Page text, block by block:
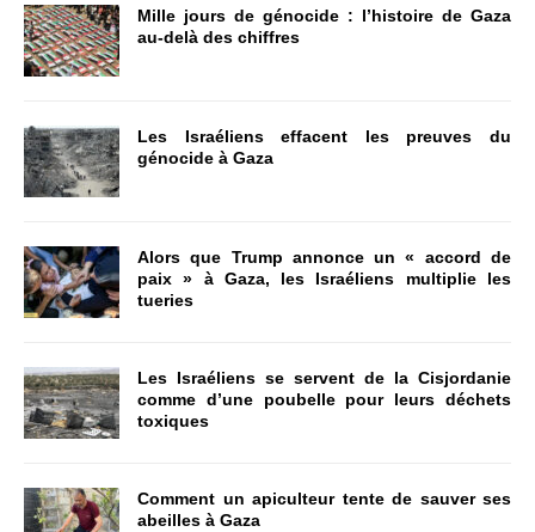
Mille jours de génocide : l’histoire de Gaza
au-delà des chiffres
Les Israéliens effacent les preuves du
génocide à Gaza
Alors que Trump annonce un « accord de
paix » à Gaza, les Israéliens multiplie les
tueries
Les Israéliens se servent de la Cisjordanie
comme d’une poubelle pour leurs déchets
toxiques
Comment un apiculteur tente de sauver ses
abeilles à Gaza